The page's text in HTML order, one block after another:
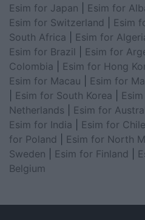
Esim for Japan
Esim for
Esim for Switzerland
Esim
South Africa
Esim for
Esim for Brazil
Esim for
Colombia
Esim for Hong
Esim for Macau
Esim for
Esim for South Korea
Netherlands
Esim for
Esim for India
Esim for Chile
for Poland
Esim for North
Sweden
Esim for Finland
Belgium